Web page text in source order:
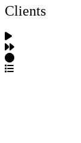
Clients